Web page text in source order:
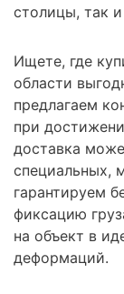
столицы, так
Ищете, где
области
предлагаем
при
доставка
специальных,
гарантируем
фиксацию
на объект в
деформаций.